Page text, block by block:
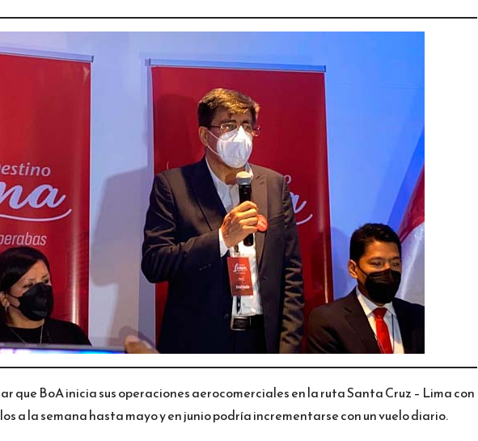
que BoA inicia sus operaciones aerocomerciales en la ruta Santa Cruz – Lima con
a la semana hasta mayo y en junio podría incrementarse con un vuelo diario.